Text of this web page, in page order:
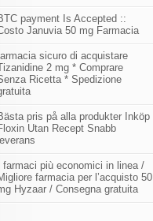
payment Is Accepted ::
Januvia 50 mg Farmacia
sicuro di acquistare
2 mg * Comprare
Ricetta * Spedizione
pris på alla produkter Inköp
Utan Recept Snabb
leverans
I farmaci più economici in linea /
farmacia per l’acquisto 50
Hyzaar / Consegna gratuita